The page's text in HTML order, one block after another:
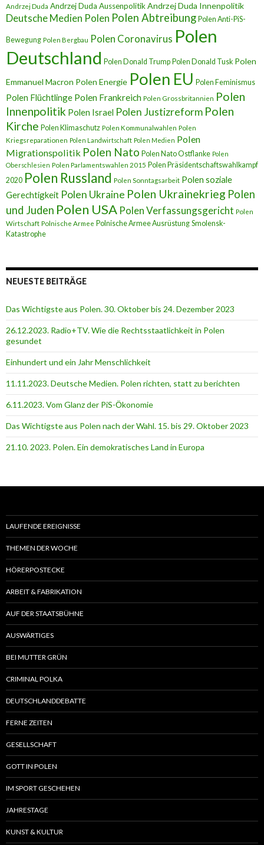
Andrzej Duda Andrzej Duda AussenpolitikAndrzej Duda Innenpolitik
Deutsche Medien Polen Polen Abtreibung Polen Anti-PiS-
Bewegung Polen Bergbau Polen Coronavirus Polen
Deutschland Polen Donald Trump Polen Donald Tusk Polen
Emmanuel Macron Polen Energie Polen EU Polen Feminismus
Polen Flüchtlinge Polen Frankreich Polen Grossbritannien Polen
Innenpolitik Polen Israel Polen Justizreform Polen
Kirche Polen Klimaschutz Polen Kommunalwahlen Polen
Kriegsreparationen Polen Landwirtschaft Polen Medien Polen
Migrationspolitik Polen Nato Polen Nato Ostflanke Polen
Oberschlesien Polen Parlamentswahlen 2015 Polen Präsidentschaftswahlkampf
2020 Polen Russland Polen Sonntagsarbeit Polen soziale
Gerechtigkeit Polen Ukraine Polen Ukrainekrieg Polen
und Juden Polen USA Polen Verfassungsgericht Polen
Wirtschaft Polnische Armee Polnische Armee Ausrüstung Smolensk-
Katastrophe
NEUESTE BEITRÄGE
Das Wichtigste aus Polen. 30. Oktober bis 24. Dezember 2023
26.12.2023. Radio+TV. Wie die Rechtsstaatlichkeit in Polen
gesundet
Einhundert und ein Jahr Menschlichkeit
11.11.2023. Deutsche Medien. Polen richten, statt zu berichten
6.11.2023. Vom Glanz der PiS-Ӧkonomie
Das Wichtigste aus Polen nach der Wahl. 15. bis 29. Oktober 2023
21.10. 2023. Polen. Ein demokratisches Land in Europa
LAUFENDE EREIGNISSE
THEMEN DER WOCHE
HÖRERPOSTECKE
ARBEIT & FABRIKATION
AUF DER STAATSBÜHNE
AUSWÄRTIGES
BEI MUTTER GRÜN
CRIMINAL POLKA
DEUTSCHLANDDEBATTE
FERNE ZEITEN
GESELLSCHAFT
GOTT IN POLEN
IM SPORT GESCHEHEN
JAHRESTAGE
KUNST & KULTUR